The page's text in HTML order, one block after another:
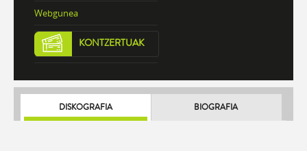
Webgunea
KONTZERTUAK
DISKOGRAFIA BIOGRAFIA